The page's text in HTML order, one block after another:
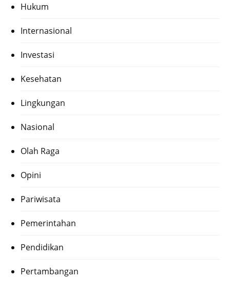
Hukum
Internasional
Investasi
Kesehatan
Lingkungan
Nasional
Olah Raga
Opini
Pariwisata
Pemerintahan
Pendidikan
Pertambangan